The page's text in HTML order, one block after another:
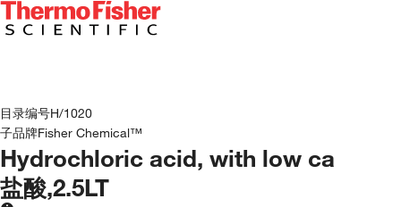
目录编号H/1020
子品牌Fisher Chemical™
Hydrochloric acid, with low ca
盐酸,2.5LT